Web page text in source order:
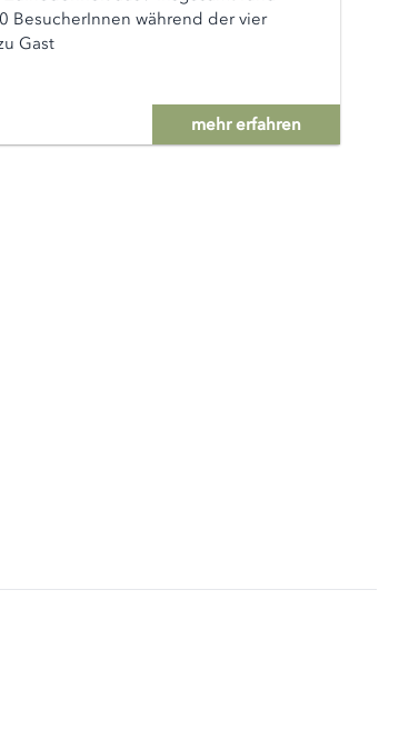
BesucherInnen während der vier
Gast
mehr erfahren